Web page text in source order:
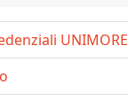
UNIMORE